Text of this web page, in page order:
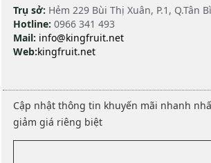
Trụ sở: Hẻm 229 Bùi Thị Xuân, P.1, Q.Tân
Hotline: 0966 341 493
Mail: info@kingfruit.net
Web:kingfruit.net
Cập nhật thông tin khuyến mãi nhanh
giảm giá riêng biệt